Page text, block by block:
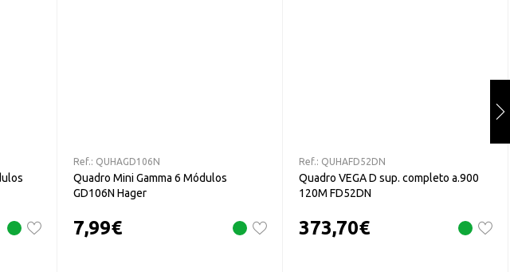
Ref.: QUHAGD106N
Quadro Mini Gamma 6 Módulos
GD106N Hager
7,99€
Ref.: QUHAFD52DN
Quadro VEGA D sup. completo a.900
120M FD52DN
373,70€